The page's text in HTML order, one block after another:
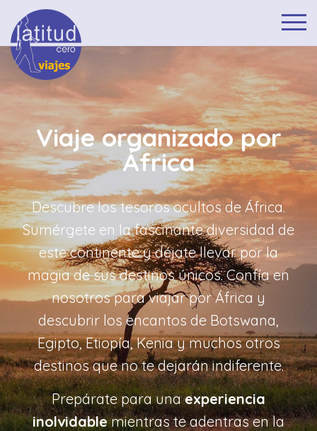
Viaje organizado por
África
Descubre los tesoros ocultos de África.
Sumérgete en la fascinante diversidad de
este continente y déjate llevar por la
magia de sus destinos únicos. Confía en
nosotros para viajar por África y
descubrir los encantos de Botswana,
Egipto, Etiopía, Kenia y muchos otros
destinos que no te dejarán indiferente.
Prepárate para unaexperiencia
inolvidablemientras te adentras en la